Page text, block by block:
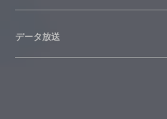
データ放送